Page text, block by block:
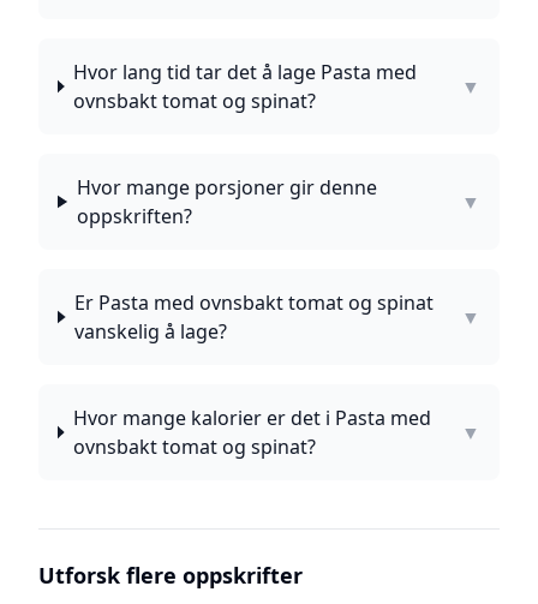
Hvor lang tid tar det å lage Pasta med
ovnsbakt tomat og spinat?
▼
Hvor mange porsjoner gir denne
oppskriften?
▼
Er Pasta med ovnsbakt tomat og spinat
vanskelig å lage?
▼
Hvor mange kalorier er det i Pasta med
ovnsbakt tomat og spinat?
▼
Utforsk flere oppskrifter